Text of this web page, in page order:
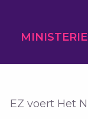
EZ voert Het